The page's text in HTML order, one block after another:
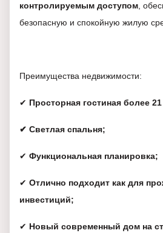
контролируемым доступом ,
безопасную и спокойную жилую
Преимущества недвижимости:
✔ Просторная гостиная более 21
✔ Светлая спальня;
✔ Функциональная планировка;
✔ Отлично подходит как для
инвестиций;
✔ Новый современный дом на